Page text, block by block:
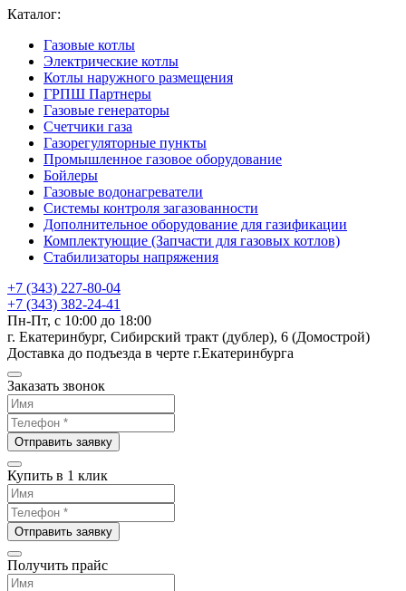
Каталог:
Газовые котлы
Электрические котлы
Котлы наружного размещения
ГРПШ Партнеры
Газовые генераторы
Счетчики газа
Газорегуляторные пункты
Промышленное газовое оборудование
Бойлеры
Газовые водонагреватели
Системы контроля загазованности
Дополнительное оборудование для газификации
Комплектующие (Запчасти для газовых котлов)
Стабилизаторы напряжения
+7 (343) 227-80-04
+7 (343) 382-24-41
Пн-Пт, с 10:00 до 18:00
г. Екатеринбург, Сибирский тракт (дублер), 6 (Домострой)
Доставка до подъезда в черте г.Екатеринбурга
Заказать звонок
Отправить заявку
Купить в 1 клик
Отправить заявку
Получить прайс